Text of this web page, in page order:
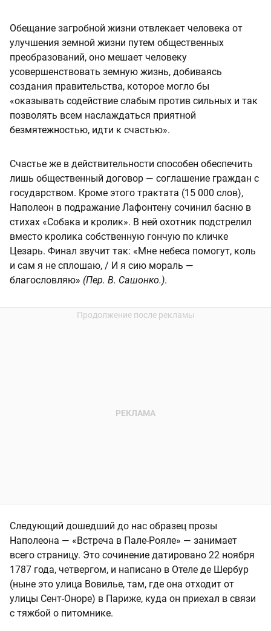
Обещание загробной жизни отвлекает человека от
улучшения земной жизни путем общественных
преобразований, оно мешает человеку
усовершенствовать земную жизнь, добиваясь
создания правительства, которое могло бы
«оказывать содействие слабым против сильных и так
позволять всем наслаждаться приятной
безмятежностью, идти к счастью».
Счастье же в действительности способен обеспечить
лишь общественный договор — соглашение граждан с
государством. Кроме этого трактата (15 000 слов),
Наполеон в подражание Лафонтену сочинил басню в
стихах «Собака и кролик». В ней охотник подстрелил
вместо кролика собственную гончую по кличке
Цезарь. Финал звучит так: «Мне небеса помогут, коль
и сам я не сплошаю, / И я сию мораль —
благословляю» (Пер. В. Сашонко.).
Следующий дошедший до нас образец прозы
Наполеона — «Встреча в Пале-Рояле» — занимает
всего страницу. Это сочинение датировано 22 ноября
1787 года, четвергом, и написано в Отеле де Шербур
(ныне это улица Вовилье, там, где она отходит от
улицы Сент-Оноре) в Париже, куда он приехал в связи
с тяжбой о питомнике.